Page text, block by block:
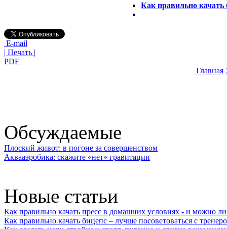
Как правильно качать
E-mail
| Печать |
PDF
Главная
Обсуждаемые
Плоский живот: в погоне за совершенством
Аквааэробика: скажите «нет» гравитации
Новые статьи
Как правильно качать пресс в домашних условиях - и можно
Как правильно качать бицепс – лучше посоветоваться с